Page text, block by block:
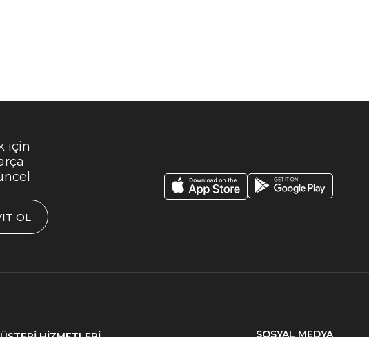
için
OL
SOSYAL MEDYA